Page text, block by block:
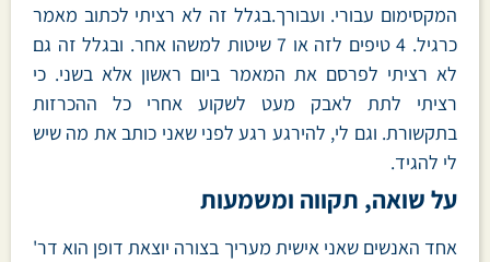
המקסימום עבורי. ועבורך.בגלל זה לא רציתי לכתוב מאמר
כרגיל. 4 טיפים לזה או 7 שיטות למשהו אחר. ובגלל זה גם
לא רציתי לפרסם את המאמר ביום ראשון אלא בשני. כי
רציתי לתת לאבק מעט לשקוע אחרי כל ההכרזות
בתקשורת. וגם לי, להירגע רגע לפני שאני כותב את מה שיש
לי להגיד.
על שואה, תקווה ומשמעות
אחד האנשים שאני אישית מעריך בצורה יוצאת דופן הוא דר'